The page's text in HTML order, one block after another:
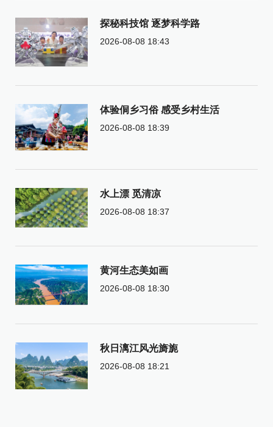
探秘科技馆 逐梦科学路
2026-08-08 18:43
体验侗乡习俗 感受乡村生活
2026-08-08 18:39
水上漂 觅清凉
2026-08-08 18:37
黄河生态美如画
2026-08-08 18:30
秋日漓江风光旖旎
2026-08-08 18:21